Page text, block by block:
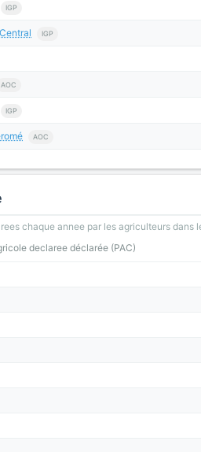
IGP
IGP
AOC
IGP
AOC
chaque annee par les agriculteurs dans
declaree déclarée (PAC)